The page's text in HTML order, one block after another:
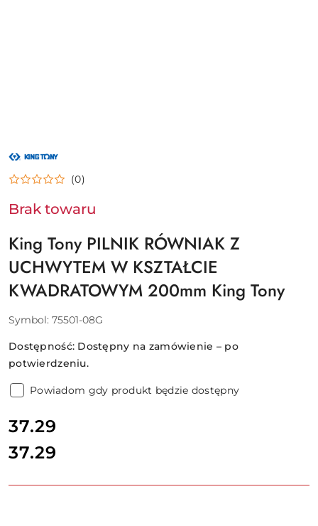
NAZWA
PRODUCENTA:
KING
TONY (0)
Brak towaru
King Tony PILNIK RÓWNIAK Z
UCHWYTEM W KSZTAŁCIE
KWADRATOWYM 200mm King Tony
Symbol: 75501-08G
Dostępność: Dostępny na zamówienie – po
potwierdzeniu.
Powiadom gdy produkt będzie dostępny
cena:
37.29
Cena:
37.29